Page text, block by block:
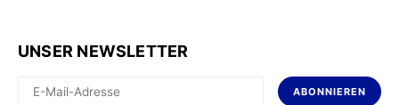
UNSER NEWSLETTER
ABONNIEREN